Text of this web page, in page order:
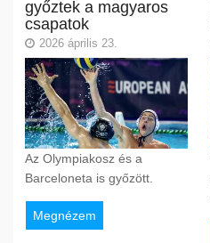
győztek a magyaros
csapatok
2026 április 23.
Az Olympiakosz és a
Barceloneta is győzött.
Megnézem